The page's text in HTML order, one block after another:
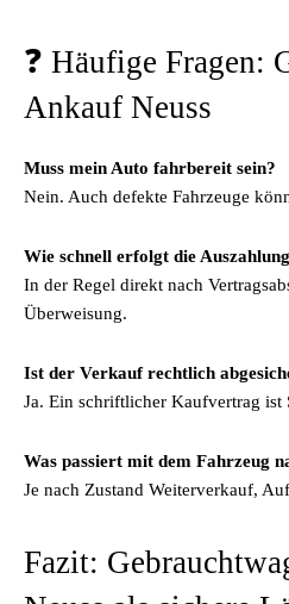
❓ Häufige Fragen:
Ankauf Neuss
Muss mein Auto fahrbereit sein?
Nein. Auch defekte Fahrzeuge
Wie schnell erfolgt die
In der Regel direkt nach
Überweisung.
Ist der Verkauf rechtlich
Ja. Ein schriftlicher Kaufvertrag ist
Was passiert mit dem Fahrzeug
Je nach Zustand Weiterverkauf,
Fazit: